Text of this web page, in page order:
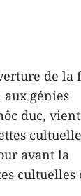
de la
aux génies
duc,
avant la
cultuelles